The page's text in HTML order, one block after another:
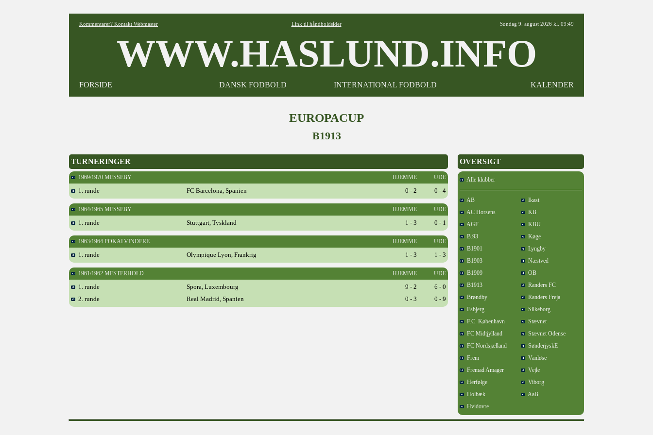
Kommentarer? Kontakt Webmaster Link til håndboldsider Søndag 9. august 2026 kl. 09:49
WWW.HASLUND.INFO
FORSIDE DANSK FODBOLD INTERNATIONAL FODBOLD KALENDER
EUROPACUP
B1913
TURNERINGER
1969/1970 MESSEBY HJEMME UDE
1. runde FC Barcelona, Spanien 0 - 2 0 - 4
1964/1965 MESSEBY HJEMME UDE
1. runde Stuttgart, Tyskland 1 - 3 0 - 1
1963/1964 POKALVINDERE HJEMME UDE
1. runde Olympique Lyon, Frankrig 1 - 3 1 - 3
1961/1962 MESTERHOLD HJEMME UDE
1. runde Spora, Luxembourg 9 - 2
6 - 0
2. runde
Real Madrid, Spanien 0 - 3 0 - 9
OVERSIGT
Alle klubber
AB
Ikast
AC Horsens
KB
AGF
KBU
B.93
Køge
B1901
Lyngby
B1903
Næstved
B1909
OB
B1913
Randers FC
Brøndby
Randers Freja
Esbjerg
Silkeborg
F.C. København
Stævnet
FC Midtjylland
Stævnet Odense
FC Nordsjælland
SønderjyskE
Frem
Vanløse
Fremad Amager
Vejle
Herfølge
Viborg
Holbæk
AaB
Hvidovre